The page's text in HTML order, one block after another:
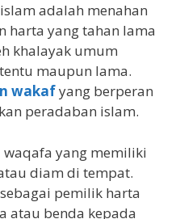
adalah menahan
harta yang tahan lama
khalayak umum
maupun lama.
wakafyang berperan
peradaban islam.
yang memiliki
diam di tempat.
pemilik harta
atau benda kepada